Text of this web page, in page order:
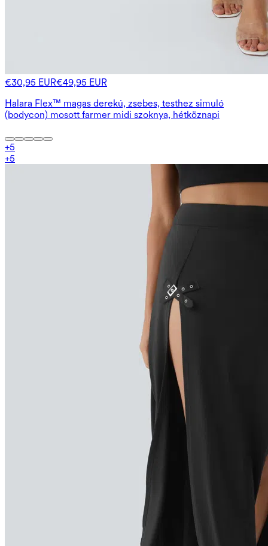
€30,95 EUR€49,95 EUR
Halara Flex™ magas derekú, zsebes, testhez simuló
(bodycon) mosott farmer midi szoknya, hétköznapi
+5
+5